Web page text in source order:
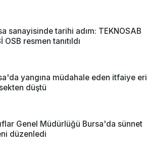
sanayisinde tarihi adım: TEKNOSAB
OSB resmen tanıtıldı
yangına müdahale eden itfaiye eri
düştü
Genel Müdürlüğü Bursa'da sünnet
düzenledi